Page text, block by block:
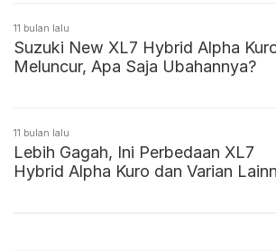
11 bulan lalu
Suzuki New XL7 Hybrid Alpha
Meluncur, Apa Saja Ubahannya?
11 bulan lalu
Lebih Gagah, Ini Perbedaan XL7
Hybrid Alpha Kuro dan Varian